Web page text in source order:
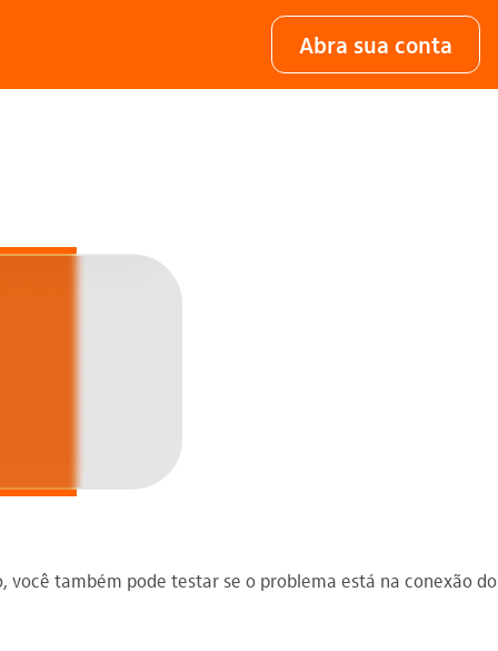
Abra sua conta
você também pode testar se o problema está na conexão do